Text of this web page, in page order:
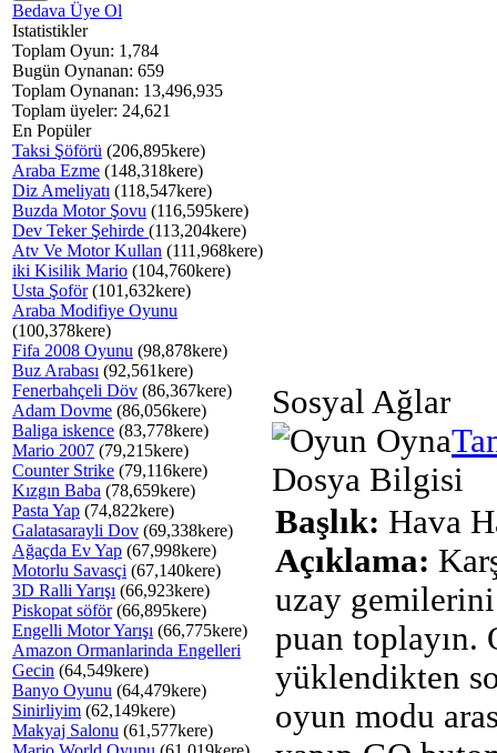
Bedava Üye Ol
Istatistikler
Toplam Oyun: 1,784
Bugün Oynanan: 659
Toplam Oynanan: 13,496,935
Toplam üyeler: 24,621
En Popüler
Taksi Şöförü (206,895kere)
Araba Ezme (148,318kere)
Diz Ameliyatı (118,547kere)
Buzda Motor Şovu (116,595kere)
Dev Teker Şehirde (113,204kere)
Atv Ve Motor Kullan (111,968kere)
iki Kisilik Mario (104,760kere)
Usta Şoför(101,632kere)
Araba Modifiye Oyunu
(100,378kere)
Fifa 2008 Oyunu (98,878kere)
Buz Arabası (92,561kere)
Fenerbahçeli Döv (86,367kere)
Adam Dovme (86,056kere)
Baliga iskence (83,778kere)
Mario 2007 (79,215kere)
Counter Strike (79,116kere)
Kızgın Baba (78,659kere)
Pasta Yap (74,822kere)
Galatasarayli Dov (69,338kere)
Ağaçda Ev Yap (67,998kere)
Motorlu Savasçi (67,140kere)
3D Ralli Yarışı (66,923kere)
Piskopat söför(66,895kere)
Engelli Motor Yarışı (66,775kere)
Amazon Ormanlarinda Engelleri
Gecin (64,549kere)
Banyo Oyunu (64,479kere)
Sinirliyim (62,149kere)
Makyaj Salonu (61,577kere)
Sosyal Ağlar
Dosya Bilgisi
Başlık: Hava
Açıklama:
uzay
puan toplayın.
yüklendikten
oyun modu